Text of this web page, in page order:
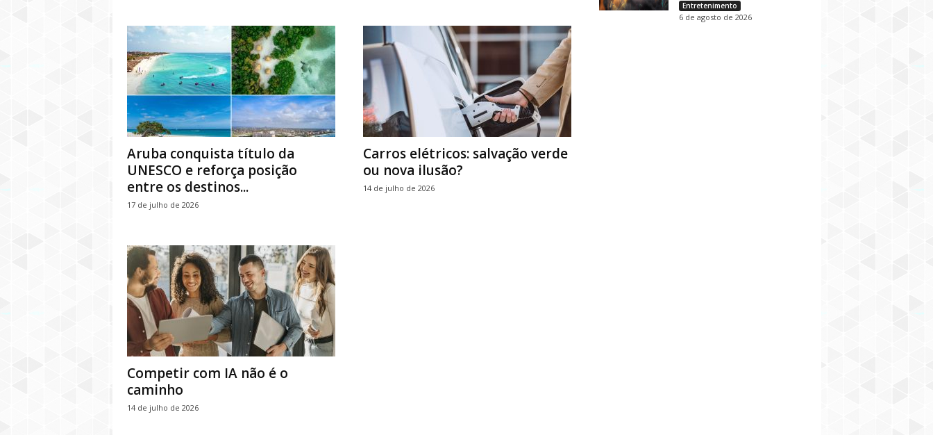
Aruba conquista título da
UNESCO e reforça posição
entre os destinos...
17 de julho de 2026
Carros elétricos: salvação verde
ou nova ilusão?
14 de julho de 2026
Competir com IA não é o
caminho
14 de julho de 2026
Entretenimento
6 de agosto de 2026